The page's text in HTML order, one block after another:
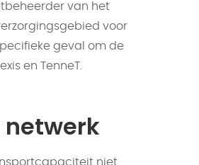
van het
voor
geval om de
en TenneT.
netwerk
niet